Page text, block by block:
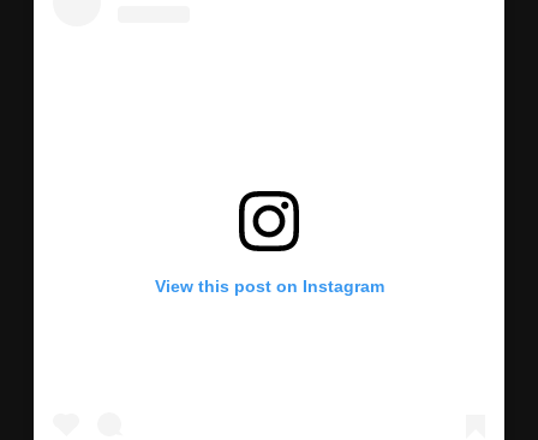
View this post on Instagram